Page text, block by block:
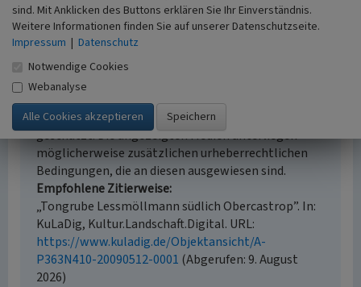
Empfohlene Zitierweise
Urheberrechtlicher Hinweis
Der hier präsentierte Inhalt ist urheberrechtlich
geschützt. Die angezeigten Medien unterliegen
möglicherweise zusätzlichen urheberrechtlichen
Bedingungen, die an diesen ausgewiesen sind.
Empfohlene Zitierweise
„Tongrube Lessmöllmann südlich Obercastrop”. In:
KuLaDig, Kultur.Landschaft.Digital. URL:
https://www.kuladig.de/Objektansicht/A-
P363N410-20090512-0001 (Abgerufen: 9. August
2026)
sind. Mit Anklicken des Buttons erklären Sie Ihr Einverständnis.
Weitere Informationen finden Sie auf unserer Datenschutzseite.
Impressum | Datenschutz
Notwendige Cookies
Webanalyse